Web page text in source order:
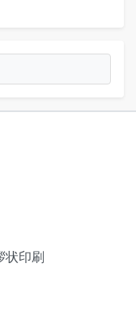
状印刷